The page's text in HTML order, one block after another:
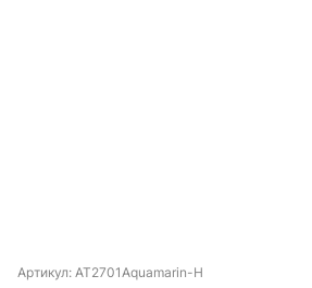
Артикул: AT2701Aquamarin-H